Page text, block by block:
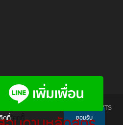
CONSULTANCY CO., LTD. ALL RIGHTS
งมอบประสบการณ์ให้
หากต้องการทราบ
กที่คุกกี้ ยอมรับ